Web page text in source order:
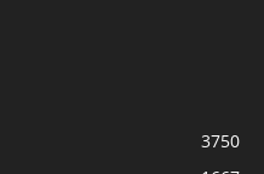
3750